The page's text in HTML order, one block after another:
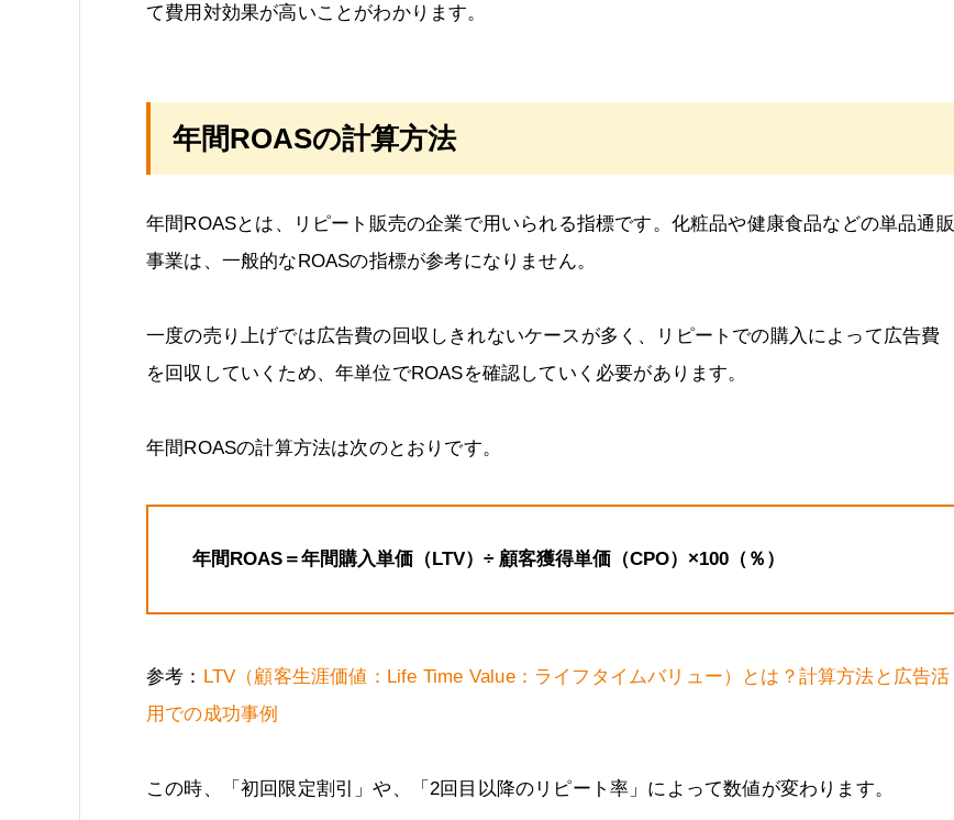
て費用対効果が高いことがわかります。
年間ROASの計算方法
年間ROASとは、リピート販売の企業で用いられる指標です。化粧品や健康食品などの単品通販
事業は、一般的なROASの指標が参考になりません。
一度の売り上げでは広告費の回収しきれないケースが多く、リピートでの購入によって広告費
を回収していくため、年単位でROASを確認していく必要があります。
年間ROASの計算方法は次のとおりです。
年間ROAS＝年間購入単価（LTV）÷ 顧客獲得単価（CPO）×100（％）
参考： LTV（顧客生涯価値：Life Time Value：ライフタイムバリュー）とは？計算方法と広告活
用での成功事例
この時、「初回限定割引」や、「2回目以降のリピート率」によって数値が変わります。